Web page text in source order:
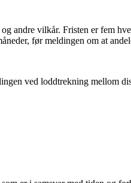
andre vilkår. Fristen er fem
før meldingen om at
ved loddtrekning mellom